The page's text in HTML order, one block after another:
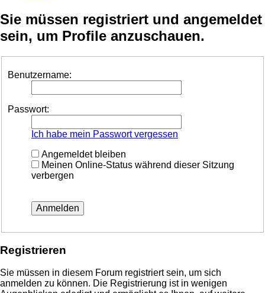
Sie müssen registriert und angemeldet
sein, um Profile anzuschauen.
Benutzername:
Passwort:
Ich habe mein Passwort vergessen
Angemeldet bleiben
Meinen Online-Status während dieser Sitzung
verbergen
Registrieren
Sie müssen in diesem Forum registriert sein, um sich
anmelden zu können. Die Registrierung ist in wenigen